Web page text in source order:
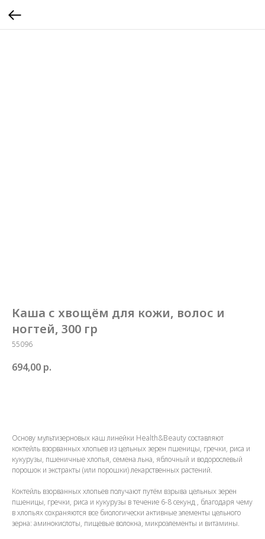
Каша с хвощём для кожи, волос и
ногтей, 300 гр
55096
694,00 р.
Основу мультизерновых каш линейки Health&Beauty составляют
коктейль взорванных хлопьев из цельных зерен пшеницы, гречки, риса и
кукурузы, пшеничные хлопья, семена льна, яблочный и водорослевый
порошок и экстракты (или порошки) лекарственных растений.
Коктейль взорванных хлопьев получают путём взрыва цельных зерен
пшеницы, гречки, риса и кукурузы в течение 6-8 секунд , благодаря чему
в хлопьях сохраняются все биологически активные элементы цельного
зерна: аминокислоты, пищевые волокна, микроэлементы и витамины.